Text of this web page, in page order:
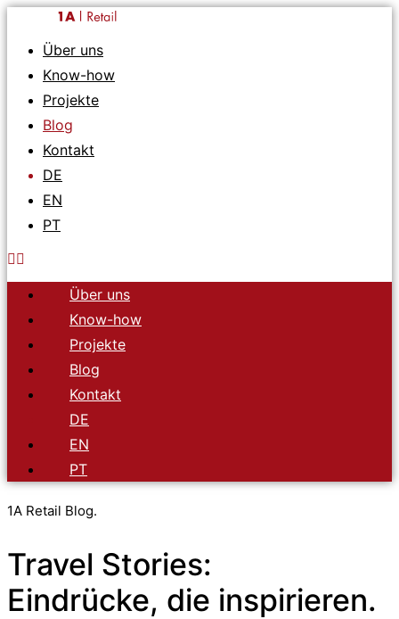
springenÜber uns
Know-how
Projekte
Blog
Kontakt
DE
EN
PT
Über uns
Know-how
Projekte
Blog
Kontakt
DE
EN
PT
1A Retail Blog.
Travel Stories:
Eindrücke, die inspirieren.